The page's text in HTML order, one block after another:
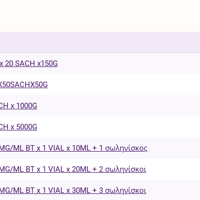
20 SACH x150G
x 1000G
x 5000G
ML BT x 1 VIAL x 10ML + 1 σωληνίσκος
ML BT x 1 VIAL x 20ML + 2 σωληνίσκοι
ML BT x 1 VIAL x 30ML + 3 σωληνίσκοι